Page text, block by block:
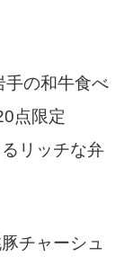
の和牛食べ
点限定
リッチな弁
チャーシュ